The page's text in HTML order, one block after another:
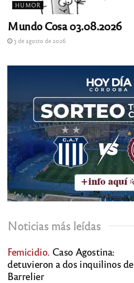
HUMOR
Mundo Cosa 03.08.2026
3 de agosto de 2026
Noticias más leídas
Femicidio. Caso Agostina:
detuvieron a dos inquilinos de
Barrelier